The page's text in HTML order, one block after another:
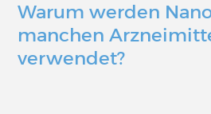
Warum werden
manchen
verwendet?